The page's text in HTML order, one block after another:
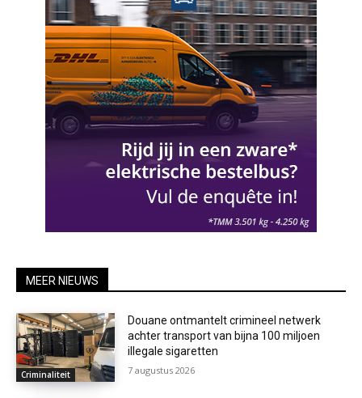
MEER NIEUWS
Criminaliteit
Douane ontmantelt crimineel netwerk
achter transport van bijna 100 miljoen
illegale sigaretten
7 augustus 2026